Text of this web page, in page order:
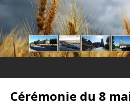
Cérémonie du 8